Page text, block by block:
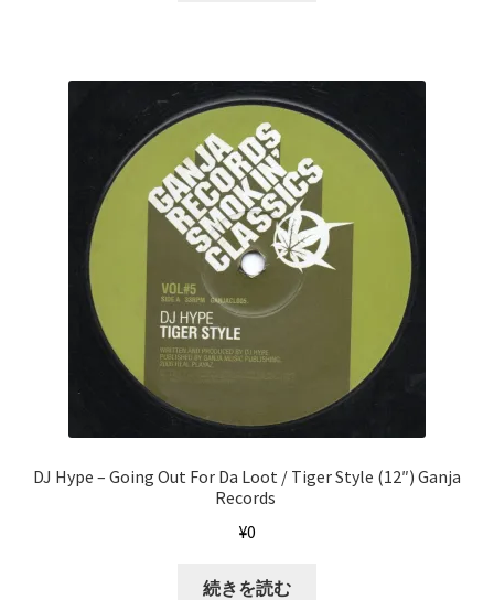
DJ Hype ‎– Going Out For Da Loot / Tiger Style (12″) Ganja
Records ‎
¥0
続きを読む